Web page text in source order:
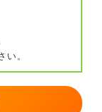
い。